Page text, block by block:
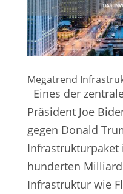
Megatrend
Eines der
Präsident Joe
gegen Donald
Infrastrukturpaket
hunderten
Infrastruktur wie